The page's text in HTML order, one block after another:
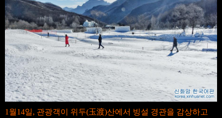
1월14일, 관광객이 위두(玉渡)산에서 빙설 경관을 감상하고